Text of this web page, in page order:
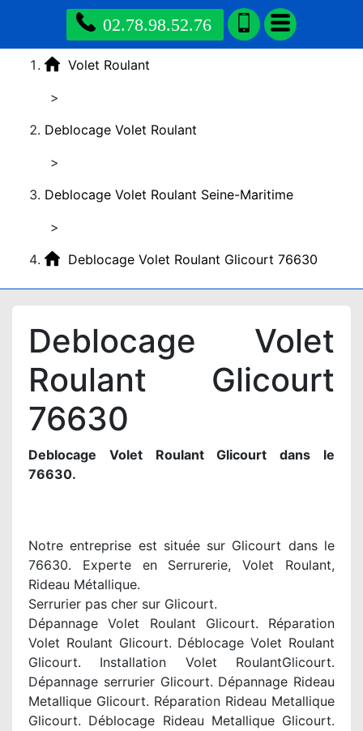
02.78.98.52.76
Volet Roulant
>
Deblocage Volet Roulant
>
Deblocage Volet Roulant Seine-Maritime
>
Deblocage Volet Roulant Glicourt 76630
Deblocage Volet
Roulant Glicourt
76630
Deblocage Volet Roulant Glicourt dans le
76630.
Notre entreprise est située sur Glicourt dans le
76630. Experte en Serrurerie, Volet Roulant,
Rideau Métallique.
Serrurier pas cher sur Glicourt.
Dépannage Volet Roulant Glicourt. Réparation
Volet Roulant Glicourt. Déblocage Volet Roulant
Glicourt. Installation Volet RoulantGlicourt.
Dépannage serrurier Glicourt. Dépannage Rideau
Metallique Glicourt. Réparation Rideau Metallique
Glicourt. Déblocage Rideau Metallique Glicourt.